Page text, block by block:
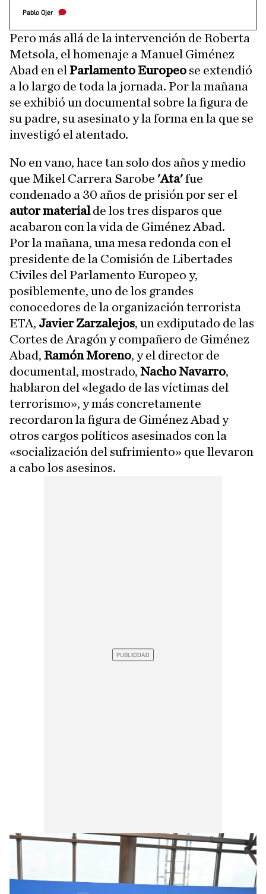
Pablo Ojer
Pero más allá de la intervención de Roberta
Metsola, el homenaje a Manuel Giménez
Abad en el Parlamento Europeo se extendió
a lo largo de toda la jornada. Por la mañana
se exhibió un documental sobre la figura de
su padre, su asesinato y la forma en la que se
investigó el atentado.
No en vano, hace tan solo dos años y medio
que Mikel Carrera Sarobe 'Ata'fue
condenado a 30 años de prisión por ser el
autor materialde los tres disparos que
acabaron con la vida de Giménez Abad.
Por la mañana, una mesa redonda con el
presidente de la Comisión de Libertades
Civiles del Parlamento Europeo y,
posiblemente, uno de los grandes
conocedores de la organización terrorista
ETA, Javier Zarzalejos, un exdiputado de las
Cortes de Aragón y compañero de Giménez
Abad, Ramón Moreno, y el director de
documental, mostrado, Nacho Navarro,
hablaron del «legado de las víctimas del
terrorismo», y más concretamente
recordaron la figura de Giménez Abad y
otros cargos políticos asesinados con la
«socialización del sufrimiento» que llevaron
a cabo los asesinos.